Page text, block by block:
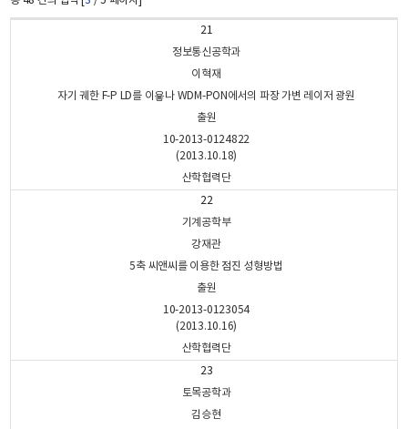
21
정보통신공학과
이혁재
자기 궤한 F-P LD를 이욯나 WDM-PON에서의 파장 가변 레이저 광원
출원
10-2013-0124822
(2013.10.18)
산학협력단
22
기계공학부
강재관
5축 씨앤씨를 이용한 점진 성형방법
출원
10-2013-0123054
(2013.10.16)
산학협력단
23
토목공학과
김승현